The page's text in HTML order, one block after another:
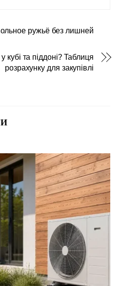
ружьё без лишней
кубі та піддоні? Таблиця
розрахунку для закупівлі